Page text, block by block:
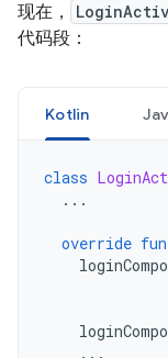
现在，
代码段：
Kotlin
class
...
override fun
...